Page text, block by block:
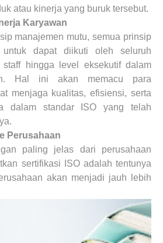
atau kinerja yang buruk tersebut.
Karyawan
manajemen mutu, semua prinsip
untuk dapat diikuti oleh seluruh
hingga level eksekutif dalam
Hal ini akan memacu para
menjaga kualitas, efisiensi, serta
dalam standar ISO yang telah
Perusahaan
paling jelas dari perusahaan
sertifikasi ISO adalah tentunya
akan menjadi jauh lebih